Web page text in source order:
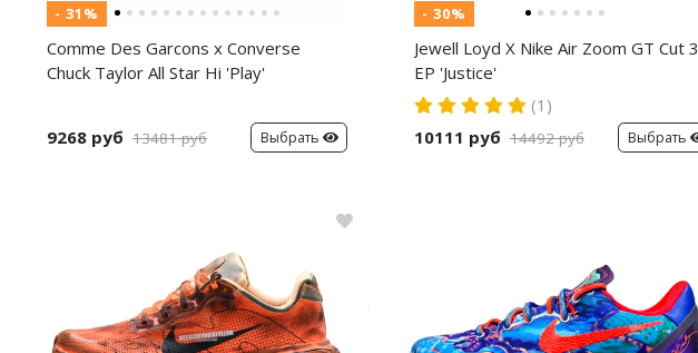
- 31%
Comme Des Garcons x Converse
Chuck Taylor All Star Hi 'Play'
9268 руб 13481 руб Выбрать
- 30%
Jewell Loyd X Nike Air Zoom GT Cut 3
EP 'Justice'
(1)
10111 руб 14492 руб Выбрать